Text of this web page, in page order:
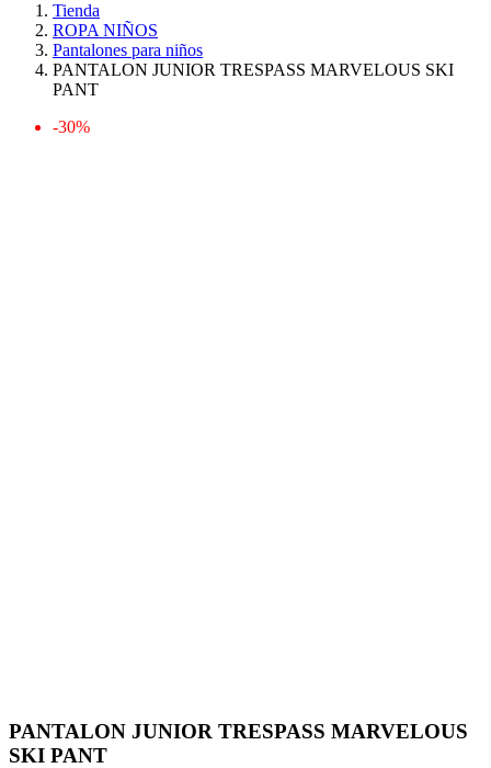
Tienda
ROPA NIÑOS
Pantalones para niños
PANTALON JUNIOR TRESPASS MARVELOUS SKI
PANT
-30%
PANTALON JUNIOR TRESPASS MARVELOUS
SKI PANT